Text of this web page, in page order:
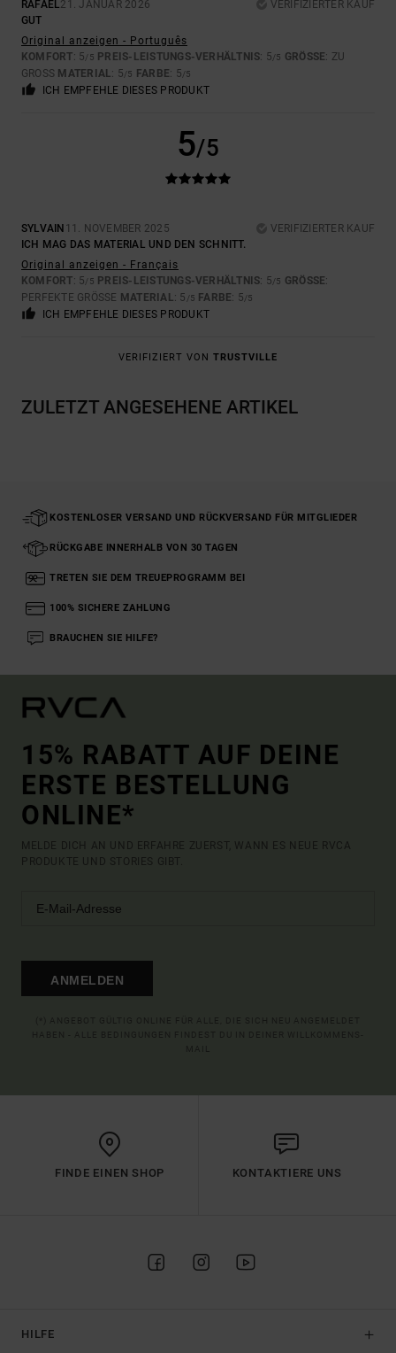
RAFAEL21. JANUAR 2026
VERIFIZIERTER KAUF
GUT
Original anzeigen - Português
KOMFORT: 5/5 PREIS-LEISTUNGS-VERHÄLTNIS: 5/5 GRÖSSE : ZU
GROSS MATERIAL: 5/5 FARBE: 5/5
ICH EMPFEHLE DIESES PRODUKT
5/5
SYLVAIN 11. NOVEMBER 2025
VERIFIZIERTER KAUF
ICH MAG DAS MATERIAL UND DEN SCHNITT.
Original anzeigen - Français
KOMFORT: 5/5 PREIS-LEISTUNGS-VERHÄLTNIS: 5/5 GRÖSSE :
PERFEKTE GRÖSSE MATERIAL: 5 /5 FARBE: 5/5
ICH EMPFEHLE DIESES PRODUKT
VERIFIZIERT VON TRUSTVILLE
ZULETZT ANGESEHENE ARTIKEL
KOSTENLOSER VERSAND UND RÜCKVERSAND FÜR MITGLIEDER
RÜCKGABE INNERHALB VON 30 TAGEN
TRETEN SIE DEM TREUEPROGRAMM BEI
100% SICHERE ZAHLUNG
BRAUCHEN SIE HILFE?
15% RABATT AUF DEINE
ERSTE BESTELLUNG
ONLINE*
MELDE DICH AN UND ERFAHRE ZUERST, WANN ES NEUE RVCA
PRODUKTE UND STORIES GIBT.
ANMELDEN
FINDE EINEN SHOP KONTAKTIERE UNS
HILFE